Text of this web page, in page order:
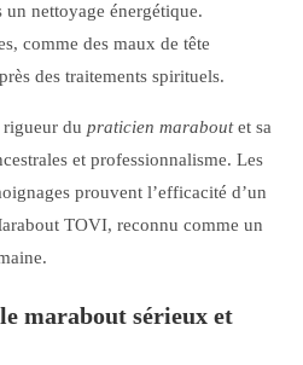
nettoyage énergétique.
comme des maux de tête
des traitements spirituels.
rigueur dupraticien maraboutet sa
et professionnalisme. Les
prouvent l’efficacité d’un
TOVI, reconnu comme un
marabout sérieux et